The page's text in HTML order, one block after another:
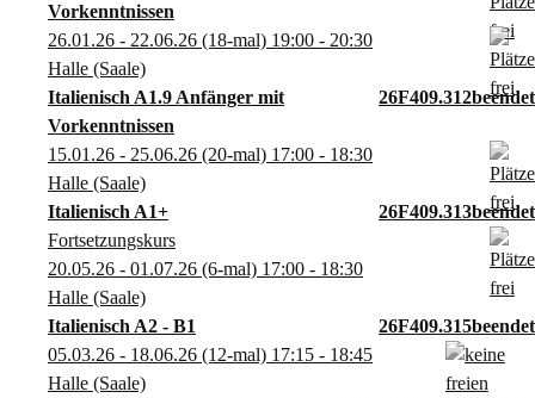
Vorkenntnissen
26.01.26 - 22.06.26 (18-mal) 19:00 - 20:30
Halle (Saale)
Italienisch A1.9 Anfänger mit
Vorkenntnissen
26F409.312
15.01.26 - 25.06.26 (20-mal) 17:00 - 18:30
Halle (Saale)
Italienisch A1+
26F409.313
Fortsetzungskurs
20.05.26 - 01.07.26 (6-mal) 17:00 - 18:30
Halle (Saale)
Italienisch A2 - B1
26F409.315
05.03.26 - 18.06.26 (12-mal) 17:15 - 18:45
Halle (Saale)